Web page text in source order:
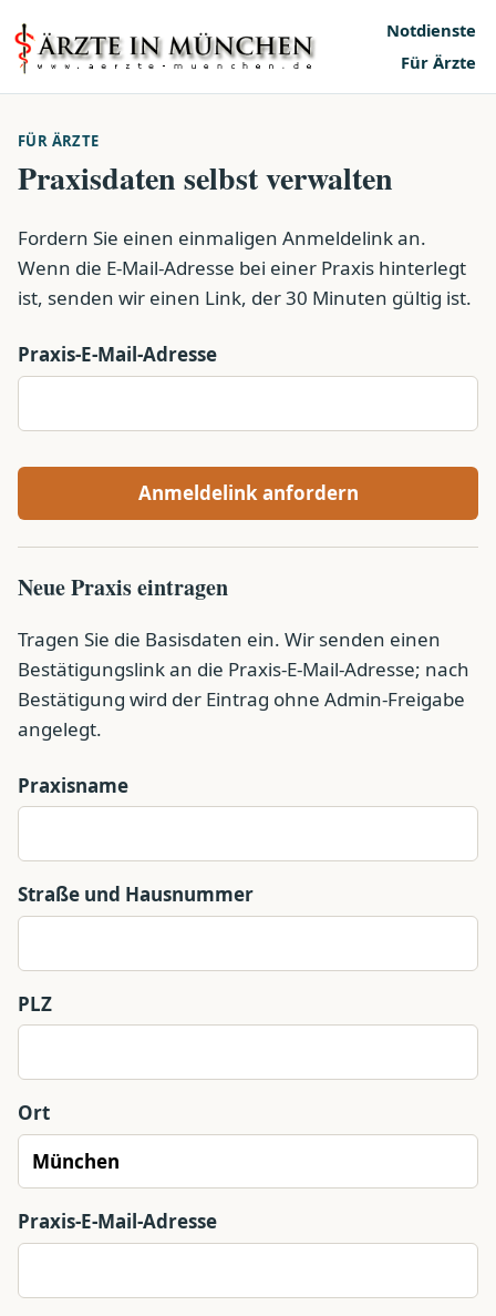
Notdienste
Für Ärzte
FÜR ÄRZTE
Praxisdaten selbst verwalten
Fordern Sie einen einmaligen Anmeldelink an.
Wenn die E-Mail-Adresse bei einer Praxis hinterlegt
ist, senden wir einen Link, der 30 Minuten gültig ist.
Praxis-E-Mail-Adresse
Anmeldelink anfordern
Neue Praxis eintragen
Tragen Sie die Basisdaten ein. Wir senden einen
Bestätigungslink an die Praxis-E-Mail-Adresse; nach
Bestätigung wird der Eintrag ohne Admin-Freigabe
angelegt.
Praxisname
Straße und Hausnummer
PLZ
Ort
Praxis-E-Mail-Adresse